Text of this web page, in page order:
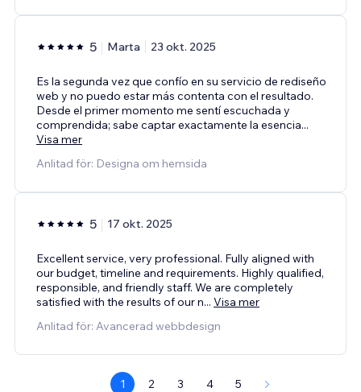
5 Marta 23 okt. 2025
Es la segunda vez que confío en su servicio de rediseño
web y no puedo estar más contenta con el resultado.
Desde el primer momento me sentí escuchada y
comprendida; sabe captar exactamente la esencia...
Visa mer
Anlitad för: Designa om hemsida
5 17 okt. 2025
Excellent service, very professional. Fully aligned with
our budget, timeline and requirements. Highly qualified,
responsible, and friendly staff. We are completely
satisfied with the results of our n... Visa mer
Anlitad för: Avancerad webbdesign
1 2 3 4 5